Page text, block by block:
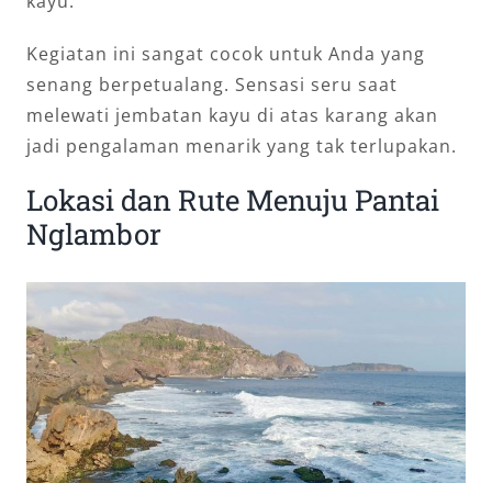
Kegiatan ini sangat cocok untuk Anda yang
senang berpetualang. Sensasi seru saat
melewati jembatan kayu di atas karang akan
jadi pengalaman menarik yang tak terlupakan.
Lokasi dan Rute Menuju Pantai
Nglambor